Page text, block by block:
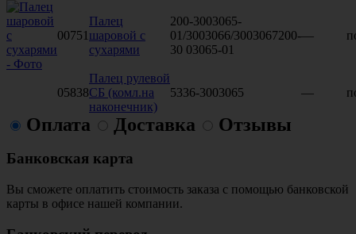
00751
Палец
шаровой с
сухарями
200-3003065-
01/3003066/3003067200-
30 03065-01
—
05838
Палец рулевой
СБ (комл.на
наконечник)
5336-3003065 —
Оплата Доставка Отзывы
Банковская карта
Вы сможете оплатить стоимость заказа с помощью банковской
карты в офисе нашей компании.